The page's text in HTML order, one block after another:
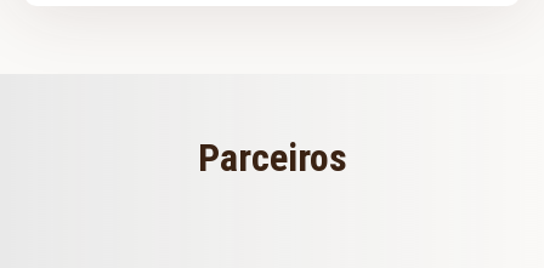
Parceiros